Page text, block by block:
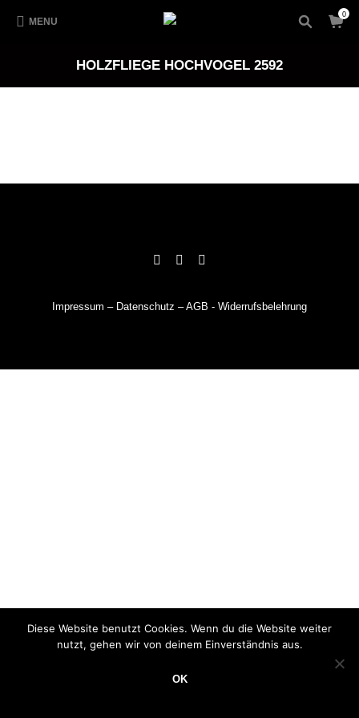
MENU
0
HOLZFLIEGE HOCHVOGEL 2592
Impressum – Datenschutz –AGB - Widerrufsbelehrung
Diese Website benutzt Cookies. Wenn du die Website weiter
nutzt, gehen wir von deinem Einverständnis aus.
OK